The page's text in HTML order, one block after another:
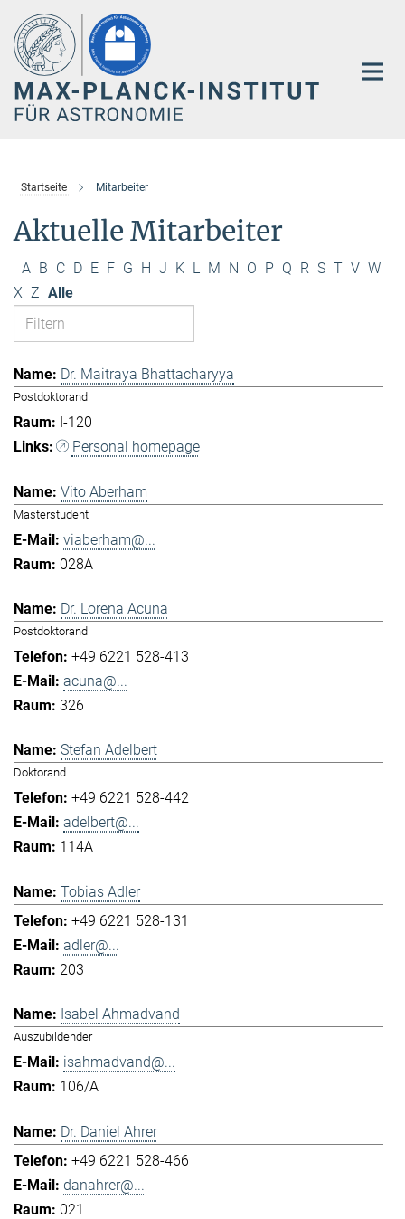
Hauptinhalt
Startseite Mitarbeiter
Aktuelle Mitarbeiter
A B C D E F G H J K L M N O P Q R S T V W
X Z Alle
Dr. Maitraya Bhattacharyya
Postdoktorand
I-120
Personal homepage
Vito Aberham
Masterstudent
viaberham@...
028A
Dr. Lorena Acuna
Postdoktorand
+49 6221 528-413
acuna@...
326
Stefan Adelbert
Doktorand
+49 6221 528-442
adelbert@...
114A
Tobias Adler
+49 6221 528-131
adler@...
203
Isabel Ahmadvand
Auszubildender
isahmadvand@...
106/A
Dr. Daniel Ahrer
+49 6221 528-466
danahrer@...
021